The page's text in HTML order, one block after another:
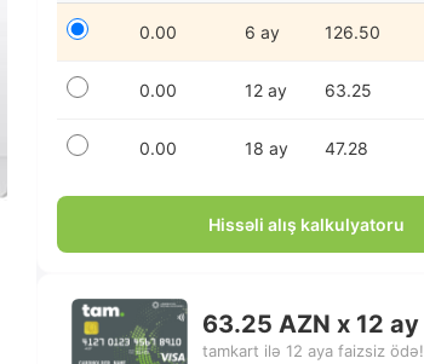
0.00 6 ay 126.50
0.00 12 ay 63.25
0.00 18 ay 47.28
Hissəli alış kalkulyatoru
63.25 AZN x 12 ay
tamkart ilə 12 aya faizsiz ödə!